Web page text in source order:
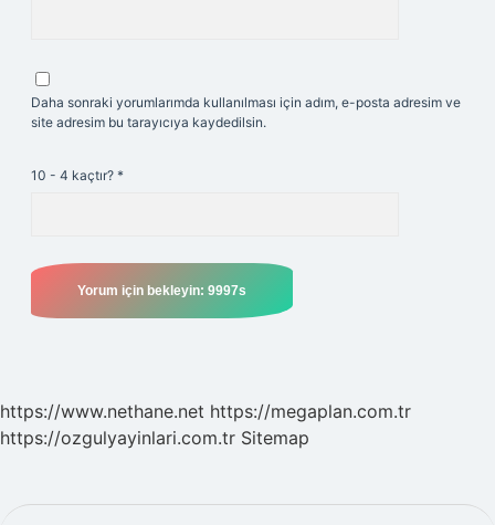
Daha sonraki yorumlarımda kullanılması için adım, e-posta adresim ve
site adresim bu tarayıcıya kaydedilsin.
10 - 4 kaçtır? *
https://www.nethane.net https://megaplan.com.tr
https://ozgulyayinlari.com.tr Sitemap